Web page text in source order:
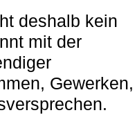
deshalb kein
mit der
Gewerken,